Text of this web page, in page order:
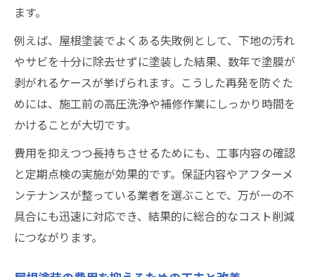
ます。
例えば、屋根塗装でよくある失敗例として、下地の汚れ
やサビを十分に除去せずに塗装した結果、数年で塗膜が
剥がれるケースが挙げられます。こうした再発を防ぐた
めには、施工前の高圧洗浄や補修作業にしっかり時間を
かけることが大切です。
費用を抑えつつ長持ちさせるためにも、工事内容の確認
と定期点検の実施が効果的です。保証内容やアフターメ
ンテナンスが整っている業者を選ぶことで、万が一の不
具合にも迅速に対応でき、結果的に総合的なコスト削減
につながります。